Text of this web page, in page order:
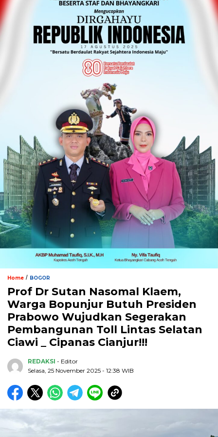
Home / BOGOR
Prof Dr Sutan Nasomal Klaem,
Warga Bopunjur Butuh Presiden
Prabowo Wujudkan Segerakan
Pembangunan Toll Lintas Selatan
Ciawi _ Cipanas Cianjur!!!
REDAKSI - Editor
Selasa, 25 November 2025 - 12:38 WIB